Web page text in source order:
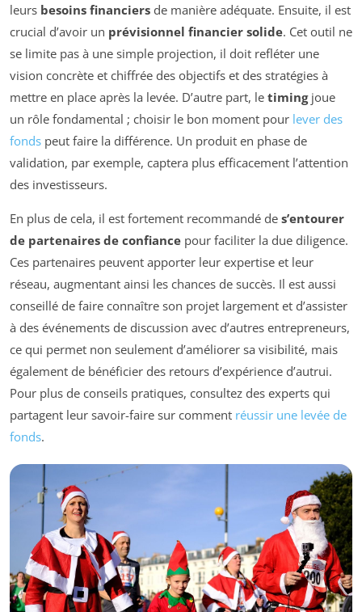
leurs besoins financiers de manière adéquate. Ensuite, il est
crucial d’avoir un prévisionnel financier solide. Cet outil ne
se limite pas à une simple projection, il doit refléter une
vision concrète et chiffrée des objectifs et des stratégies à
mettre en place après la levée. D’autre part, le timingjoue
un rôle fondamental ; choisir le bon moment pour lever des
fonds peut faire la différence. Un produit en phase de
validation, par exemple, captera plus efficacement l’attention
des investisseurs.
En plus de cela, il est fortement recommandé de s’entourer
de partenaires de confiance pour faciliter la due diligence.
Ces partenaires peuvent apporter leur expertise et leur
réseau, augmentant ainsi les chances de succès. Il est aussi
conseillé de faire connaître son projet largement et d’assister
à des événements de discussion avec d’autres entrepreneurs,
ce qui permet non seulement d’améliorer sa visibilité, mais
également de bénéficier des retours d’expérience d’autrui.
Pour plus de conseils pratiques, consultez des experts qui
partagent leur savoir-faire sur comment réussir une levée de
fonds.